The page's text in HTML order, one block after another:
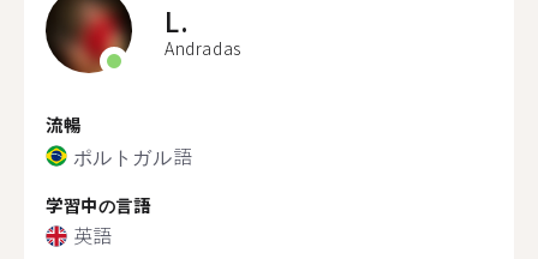
L.
Andradas
流暢
ポルトガル語
学習中の言語
英語